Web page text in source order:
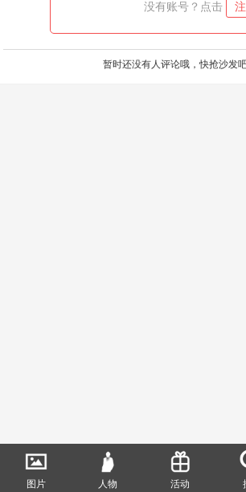
没有账号？点击
暂时还没有人评论哦，快抢沙发吧
图片 人物 活动